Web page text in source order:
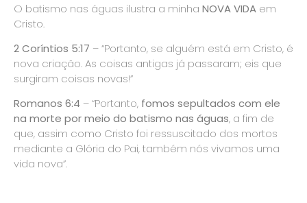
O batismo nas águas ilustra a minha NOVA VIDA em
Cristo.
2 Coríntios 5:17 – “Portanto, se alguém está em Cristo, é
nova criação. As coisas antigas já passaram; eis que
surgiram coisas novas!”
Romanos 6:4 – “Portanto, fomos sepultados com ele
na morte por meio do batismo nas águas, a fim de
que, assim como Cristo foi ressuscitado dos mortos
mediante a Glória do Pai, também nós vivamos uma
vida nova”.